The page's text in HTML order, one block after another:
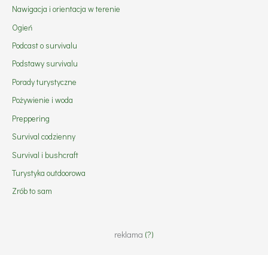
Nawigacja i orientacja w terenie
Ogień
Podcast o survivalu
Podstawy survivalu
Porady turystyczne
Pożywienie i woda
Preppering
Survival codzienny
Survival i bushcraft
Turystyka outdoorowa
Zrób to sam
reklama (?)